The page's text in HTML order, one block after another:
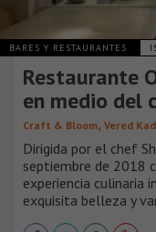
BARES Y RESTAURANTES
Restaurante
en medio del
Craft & Bloom, Vered
Dirigida por el chef
septiembre de 2018
experiencia culinaria
exquisita belleza y